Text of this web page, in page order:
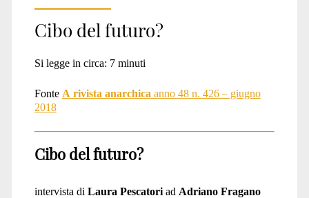
<span>simil
carne</span>
Cibo del futuro?
Si legge in circa: 7 minuti
Fonte A rivista anarchica anno 48 n. 426 – giugno
2018
Cibo del futuro?
intervista di Laura Pescatoriad Adriano Fragano